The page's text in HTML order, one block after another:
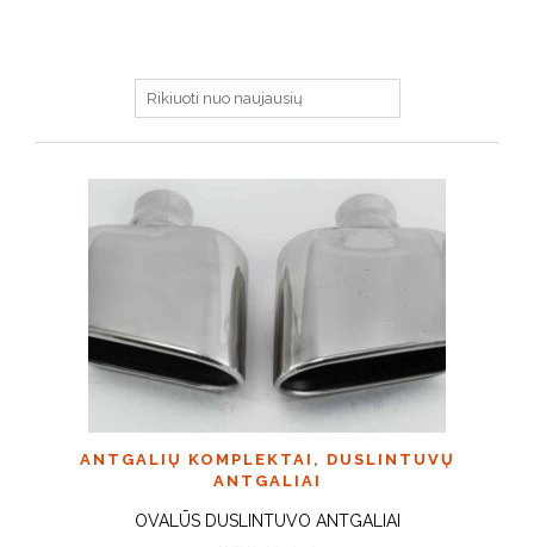
ANTGALIŲ KOMPLEKTAI , DUSLINTUVŲ
ANTGALIAI
OVALŪS DUSLINTUVO ANTGALIAI